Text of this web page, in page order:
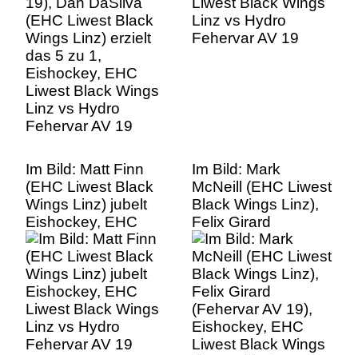
Eishockey, EHC
Liwest Black Wings
Linz vs Hydro
Fehervar AV 19
Im Bild: Matt Finn
(EHC Liwest Black
Wings Linz) jubelt
Eishockey, EHC
Liwest Black Wings
Linz vs Hydro
Fehervar AV 19
Im Bild: Mark
McNeill (EHC Liwest
Black Wings Linz),
Felix Girard
(Fehervar AV 19),
Eishockey, EHC
Liwest Black Wings
Linz vs Hydro
Fehervar AV 19